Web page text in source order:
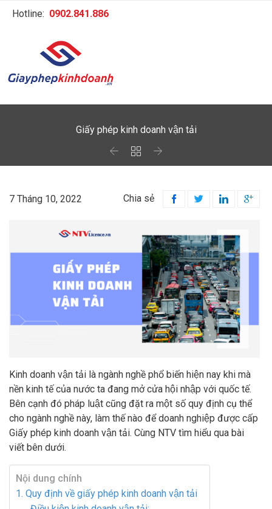
Hotline: 0902.841.886
Giấy phép kinh doanh vận tải
  
7 Tháng 10, 2022 Chia sẻ    
Kinh doanh vận tải là ngành nghề phổ biến hiện nay khi mà
nền kinh tế của nước ta đang mở cửa hội nhập với quốc tế.
Bên cạnh đó pháp luật cũng đặt ra một số quy định cụ thể
cho ngành nghề này, làm thế nào để doanh nghiệp được cấp
Giấy phép kinh doanh vận tải. Cùng NTV tìm hiểu qua bài
viết bên dưới.
Nội dung chính
1. Quy định về giấy phép kinh doanh vận tải